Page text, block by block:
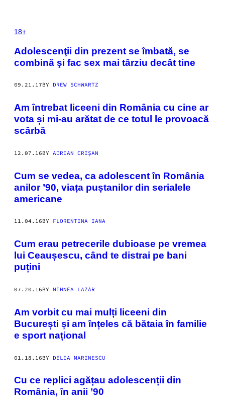
18+
Adolescenţii din prezent se îmbată, se
combină şi fac sex mai târziu decât tine
09.21.17BY DREW SCHWARTZ
Am întrebat liceeni din România cu cine ar
vota și mi-au arătat de ce totul le provoacă
scârbă
12.07.16BY ADRIAN CRIȘAN
Cum se vedea, ca adolescent în România
anilor ’90, viața puștanilor din serialele
americane
11.04.16BY FLORENTINA IANA
Cum erau petrecerile dubioase pe vremea
lui Ceaușescu, când te distrai pe bani
puțini
07.20.16BY MIHNEA LAZĂR
Am vorbit cu mai mulți liceeni din
București și am înțeles că bătaia în familie
e sport național
01.18.16BY DELIA MARINESCU
Cu ce replici agățau adolescenții din
România, în anii ’90